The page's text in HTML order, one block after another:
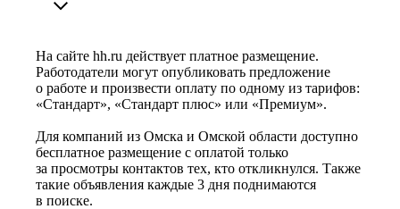
На сайте hh.ru действует платное размещение.
Работодатели могут опубликовать предложение
о работе и произвести оплату по одному из тарифов:
«Стандарт», «Стандарт плюс» или «Премиум».
Для компаний из Омска и Омской области доступно
бесплатное размещение с оплатой только
за просмотры контактов тех, кто откликнулся. Также
такие объявления каждые 3 дня поднимаются
в поиске.